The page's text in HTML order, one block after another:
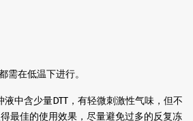
需在低温下进行。
液中含少量DTT，有轻微刺激性气味，但不
最佳的使用效果，尽量避免过多的反复冻